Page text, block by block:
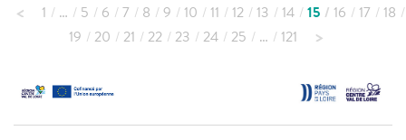
1 … 5 6 7 8 9 10 11 12 13 14 15 16 17
18
19
20 21 22 23 24 25 … 121